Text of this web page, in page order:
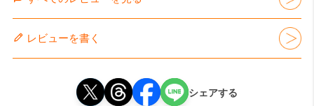
レビューを書く
シェアする